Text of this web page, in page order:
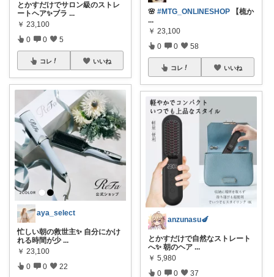
とかすだけでサロン級のストレ
ートヘア✨ブラ ...
￥ 23,100
0 0 5
コレ いいね
aya_select
忙しい朝の救世主✨ 自分にかけ
れる時間が少 ...
￥ 23,100
0 0 22
🌸 #MTG_ONLINESHOP 【梳か
...
￥ 23,100
0 0 58
コレ いいね
anzunasu🍆
とかすだけで自然なストレート
へ✨ 朝のヘア ...
￥ 5,980
0 0 37